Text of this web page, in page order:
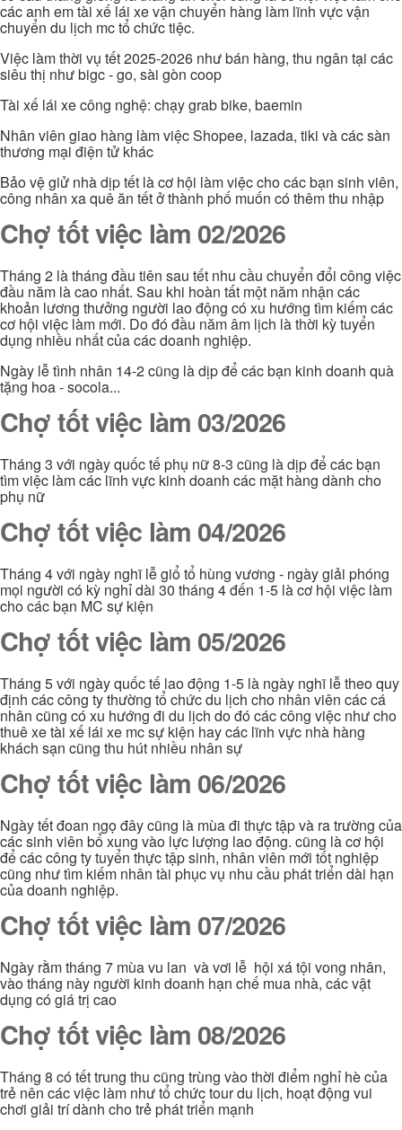
các anh em tài xế lái xe vận chuyển hàng làm lĩnh vực vận
chuyển du lịch mc tổ chức tiệc.
Việc làm thời vụ tết 2025-2026 như bán hàng, thu ngân tại các
siêu thị như bigc - go, sài gòn coop
Tài xế lái xe công nghệ: chạy grab bike, baemin
Nhân viên giao hàng làm việc Shopee, lazada, tiki và các sàn
thương mại điện tử khác
Bảo vệ giử nhà dịp tết là cơ hội làm việc cho các bạn sinh viên,
công nhân xa quê ăn tết ở thành phố muốn có thêm thu nhập
Chợ tốt việc làm 02/2026
Tháng 2 là tháng đầu tiên sau tết nhu cầu chuyển đổi công việc
đầu năm là cao nhất. Sau khi hoàn tất một năm nhận các
khoản lương thưởng người lao động có xu hướng tìm kiếm các
cơ hội việc làm mới. Do đó đầu năm âm lịch là thời kỳ tuyển
dụng nhiều nhất của các doanh nghiệp.
Ngày lễ tình nhân 14-2 cũng là dịp để các bạn kinh doanh quà
tặng hoa - socola...
Chợ tốt việc làm 03/2026
Tháng 3 với ngày quốc tế phụ nữ 8-3 cũng là dịp để các bạn
tìm việc làm các lĩnh vực kinh doanh các mặt hàng dành cho
phụ nữ
Chợ tốt việc làm 04/2026
Tháng 4 với ngày nghĩ lễ giổ tổ hùng vương - ngày giải phóng
mọi người có kỳ nghỉ dài 30 tháng 4 đến 1-5 là cơ hội việc làm
cho các bạn MC sự kiện
Chợ tốt việc làm 05/2026
Tháng 5 với ngày quốc tế lao động 1-5 là ngày nghĩ lễ theo quy
định các công ty thường tổ chức du lịch cho nhân viên các cá
nhân cũng có xu hướng đi du lịch do đó các công việc như cho
thuê xe tài xế lái xe mc sự kiện hay các lĩnh vực nhà hàng
khách sạn cũng thu hút nhiều nhân sự
Chợ tốt việc làm 06/2026
Ngày tết đoan ngọ đây cũng là mùa đi thực tập và ra trường của
các sinh viên bổ xung vào lực lượng lao động. cũng là cơ hội
để các công ty tuyển thực tập sinh, nhân viên mới tốt nghiệp
cũng như tìm kiếm nhân tài phục vụ nhu cầu phát triển dài hạn
của doanh nghiệp.
Chợ tốt việc làm 07/2026
Ngày rằm tháng 7 mùa vu lan và vơi lễ hội xá tội vong nhân,
vào tháng này người kinh doanh hạn chế mua nhà, các vật
dụng có giá trị cao
Chợ tốt việc làm 08/2026
Tháng 8 có tết trung thu cũng trùng vào thời điểm nghỉ hè của
trẻ nên các việc làm như tổ chức tour du lịch, hoạt động vui
chơi giải trí dành cho trẻ phát triển mạnh